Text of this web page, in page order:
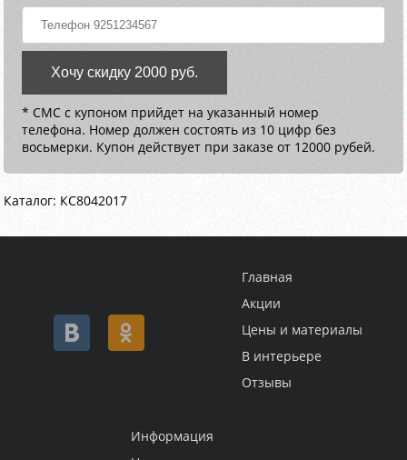
Хочу скидку 2000 руб.
* СМС с купоном прийдет на указанный номер
телефона. Номер должен состоять из 10 цифр без
восьмерки. Купон действует при заказе от 12000 рубей.
Каталог: КС8042017
Главная
Акции
Цены и материалы
В интерьере
Отзывы
Информация